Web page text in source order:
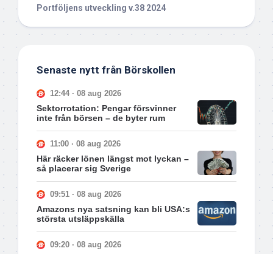
Portföljens utveckling v.38 2024
Senaste nytt från Börskollen
12:44 · 08 aug 2026
Sektorrotation: Pengar försvinner
inte från börsen – de byter rum
11:00 · 08 aug 2026
Här räcker lönen längst mot lyckan –
så placerar sig Sverige
09:51 · 08 aug 2026
Amazons nya satsning kan bli USA:s
största utsläppskälla
09:20 · 08 aug 2026